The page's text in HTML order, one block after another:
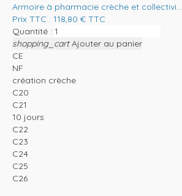
Armoire à pharmacie crèche et collectivi...
Prix TTC : 118,80 € TTC
Quantité :
shopping_cart Ajouter au panier
CE
NF
création crèche
C20
C21
10 jours
C22
C23
C24
C25
C26